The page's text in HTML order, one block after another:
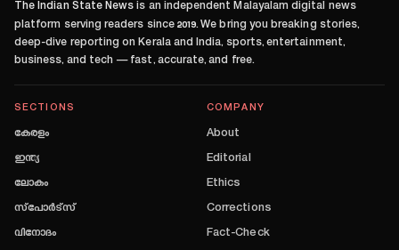
The Indian State News is an independent Malayalam digital news
platform serving readers since 2019. We bring you breaking stories,
deep-dive reporting on Kerala and India, sports, entertainment,
business, and tech — fast, accurate, and free.
SECTIONS
കേരളം
ഇന്ത്യ
ലോകം
സ്പോർട്സ്
വിനോദം
COMPANY
About
Editorial
Ethics
Corrections
Fact-Check